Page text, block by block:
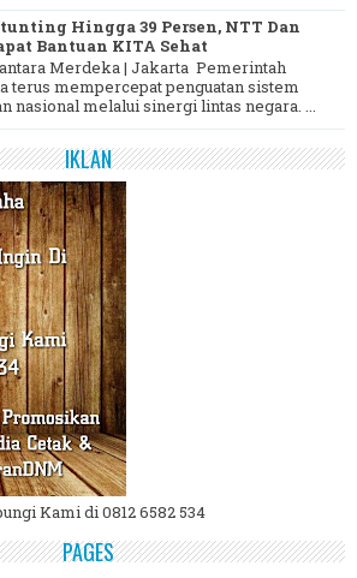
Hingga 39 Persen, NTT Dan
Bantuan KITA Sehat
Merdeka | Jakarta Pemerintah
terus mempercepat penguatan sistem
nasional melalui sinergi lintas negara. ...
IKLAN
Kami di 0812 6582 534
PAGES